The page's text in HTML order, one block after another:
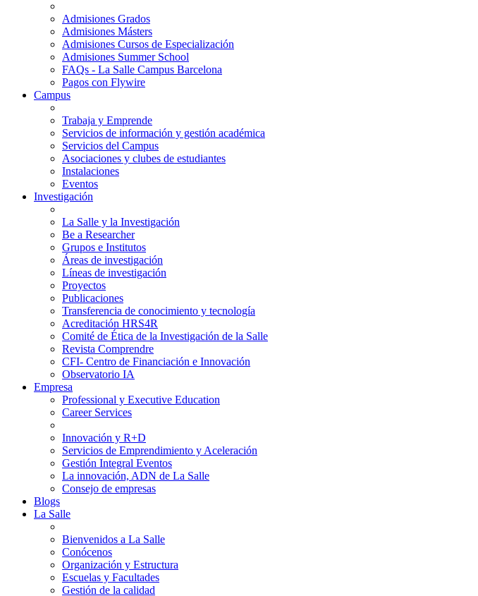
Admisiones Grados
Admisiones Másters
Admisiones Cursos de Especialización
Admisiones Summer School
FAQs - La Salle Campus Barcelona
Pagos con Flywire
Campus
Trabaja y Emprende
Servicios de información y gestión académica
Servicios del Campus
Asociaciones y clubes de estudiantes
Instalaciones
Eventos
Investigación
La Salle y la Investigación
Be a Researcher
Grupos e Institutos
Áreas de investigación
Líneas de investigación
Proyectos
Publicaciones
Transferencia de conocimiento y tecnología
Acreditación HRS4R
Comité de Ética de la Investigación de la Salle
Revista Comprendre
CFI- Centro de Financiación e Innovación
Observatorio IA
Empresa
Professional y Executive Education
Career Services
Innovación y R+D
Servicios de Emprendimiento y Aceleración
Gestión Integral Eventos
La innovación, ADN de La Salle
Consejo de empresas
Blogs
La Salle
Bienvenidos a La Salle
Conócenos
Organización y Estructura
Escuelas y Facultades
Gestión de la calidad